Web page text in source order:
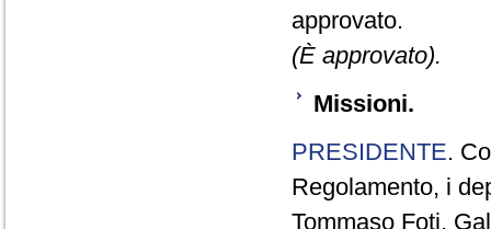
approvato.
(È approvato).
Missioni.
PRESIDENTE.
Regolamento, i
Tommaso Foti,